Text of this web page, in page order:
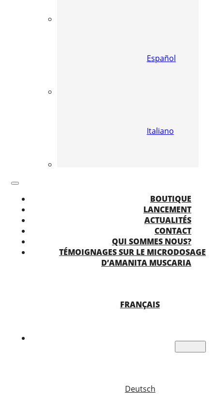
Español
Italiano
BOUTIQUE
LANCEMENT
ACTUALITÉS
CONTACT
QUI SOMMES NOUS?
TÉMOIGNAGES SUR LE MICRODOSAGE
D’AMANITA MUSCARIA
FRANÇAIS
Deutsch